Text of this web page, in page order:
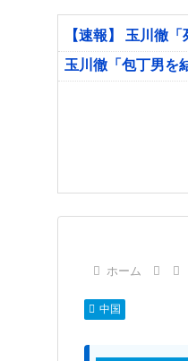
【速報】 玉川徹
玉川徹「包丁男を
ホーム
中国